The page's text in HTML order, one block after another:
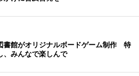
書館がオリジナルボードゲーム制作 特
、みんなで楽しんで